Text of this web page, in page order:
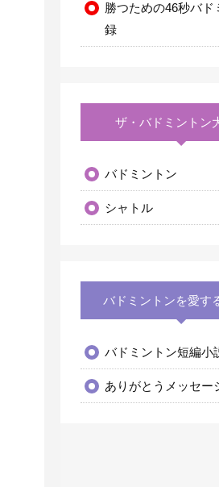
勝つための46秒バド
録
ザ・バドミントン
バドミントン
シャトル
バドミントンを愛す
バドミントン短編小
ありがとうメッセー